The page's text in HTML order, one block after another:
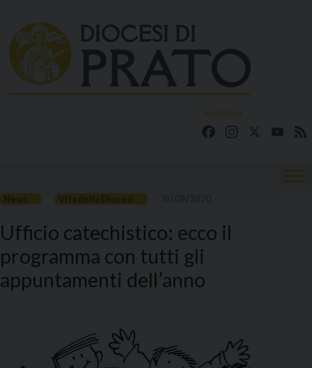
content
seguici su
FacebookInstagram
Ufficio catechistico: ecco il
programma con tutti gli
appuntamenti dell’anno